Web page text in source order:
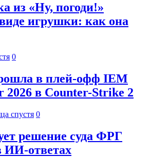
из «Ну, погоди!»
игрушки: как она
0
в плей-офф IEM
2026 в Counter-Strike 2
спустя 0
решение суда ФРГ
ИИ-ответах